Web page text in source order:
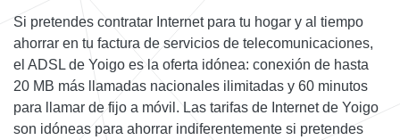
Si pretendes contratar Internet para tu hogar y al tiempo
ahorrar en tu factura de servicios de telecomunicaciones,
el ADSL de Yoigo es la oferta idónea: conexión de hasta
20 MB más llamadas nacionales ilimitadas y 60 minutos
para llamar de fijo a móvil. Las tarifas de Internet de Yoigo
son idóneas para ahorrar indiferentemente si pretendes